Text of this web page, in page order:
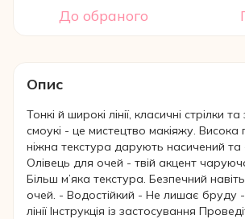
До обраного
Опис
Тонкі й широкі лінії, класичні стрілки
смоукі - це мистецтво макіяжу. Висока
ніжна текстура дарують насичений та
Олівець для очей - твій акцент
Більш м’яка текстура. Безпечний
очей. - Водостійкий - Не лишає бруду -
лінії Інструкція із застосування